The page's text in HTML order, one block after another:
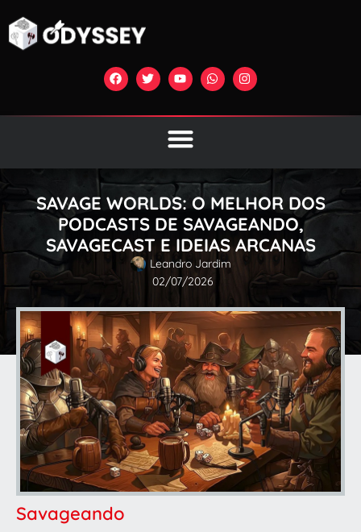
SAVAGE WORLDS: O MELHOR DOS
PODCASTS DE SAVAGEANDO,
SAVAGECAST E IDEIAS ARCANAS
Leandro Jardim
02/07/2026
Savageando